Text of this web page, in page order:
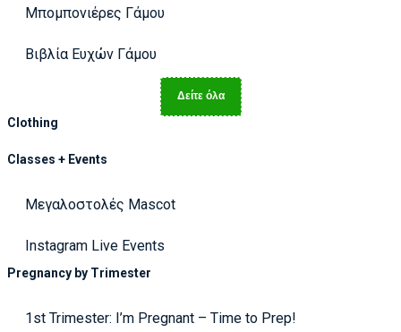
Μπομπονιέρες Γάμου
Βιβλία Ευχών Γάμου
Δείτε όλα
Clothing
Classes + Events
Μεγαλοστολές Mascot
Instagram Live Events
Pregnancy by Trimester
1st Trimester: I’m Pregnant – Time to Prep!